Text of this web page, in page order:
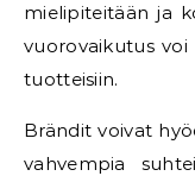
mielipiteitään ja
vuorovaikutus
tuotteisiin.
Brändit voivat
vahvempia